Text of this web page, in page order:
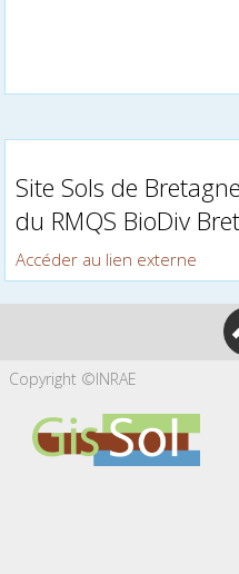
Site Sols de
du RMQS BioDiv
Accéder au lien externe
Copyright ©INRAE